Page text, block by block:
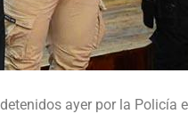
ayer por la Policía